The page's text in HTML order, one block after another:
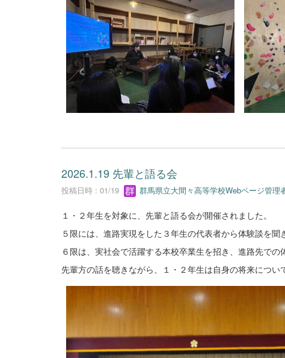
2026.1.19 先輩と語る会
投稿日時 : 01/19 群馬県立大間々高等学校Webページ管理
１・２年生を対象に、先輩と語る会が開催されました。
５限には、進路実現をした３年生の代表者から体験談を
６限は、実社会で活躍する本校卒業生を招き、進路先で
先輩方の話を聴きながら、１・２年生は自身の将来につい